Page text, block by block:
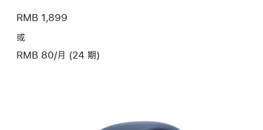
RMB 1,899
或
RMB 80/月 (24 期)